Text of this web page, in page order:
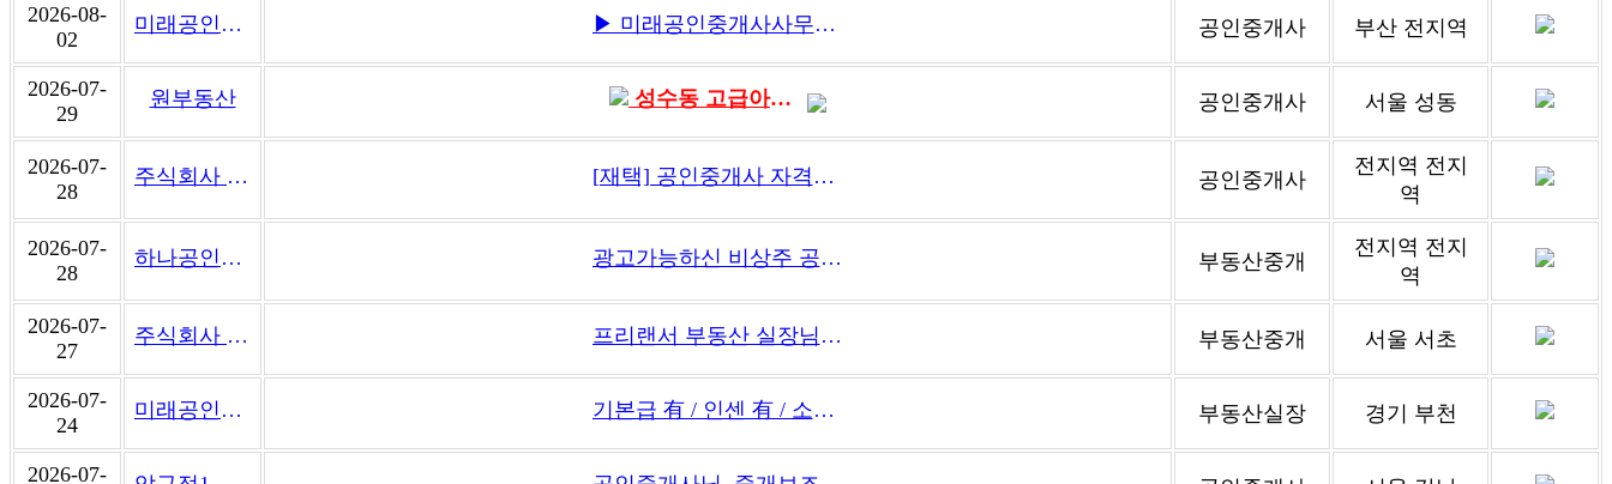
2026-08-
02
미래공인중개사사무소 ▶ 미래공인중개사사무소에서 함께하실 소속공인중개사, 중개보조원 모집합니다 공인중개사 부산 전지역
2026-07-
29
원부동산 성수동 고급아파트전문 소속공인중개사, 중개보조원 모십니다. 공인중개사 서울 성동
2026-07-
28
주식회사 이빗 [재택] 공인중개사 자격증 문항 전문 검수 알바 공인중개사
전지역 전지
역
2026-07-
28
하나공인중개사사무소 광고가능하신 비상주 공인중개사 구인합니다 부동산중개
전지역 전지
역
2026-07-
27
주식회사 바다부동산중개법인 프리랜서 부동산 실장님 모집합니다. 부동산중개 서울 서초
2026-07-
24
미래공인중개사사무소 기본급 有 / 인센 有 / 소속공인중개사 / 합동사무실 / 같이 성장하실 분 부동산실장 경기 부천
2026-07-